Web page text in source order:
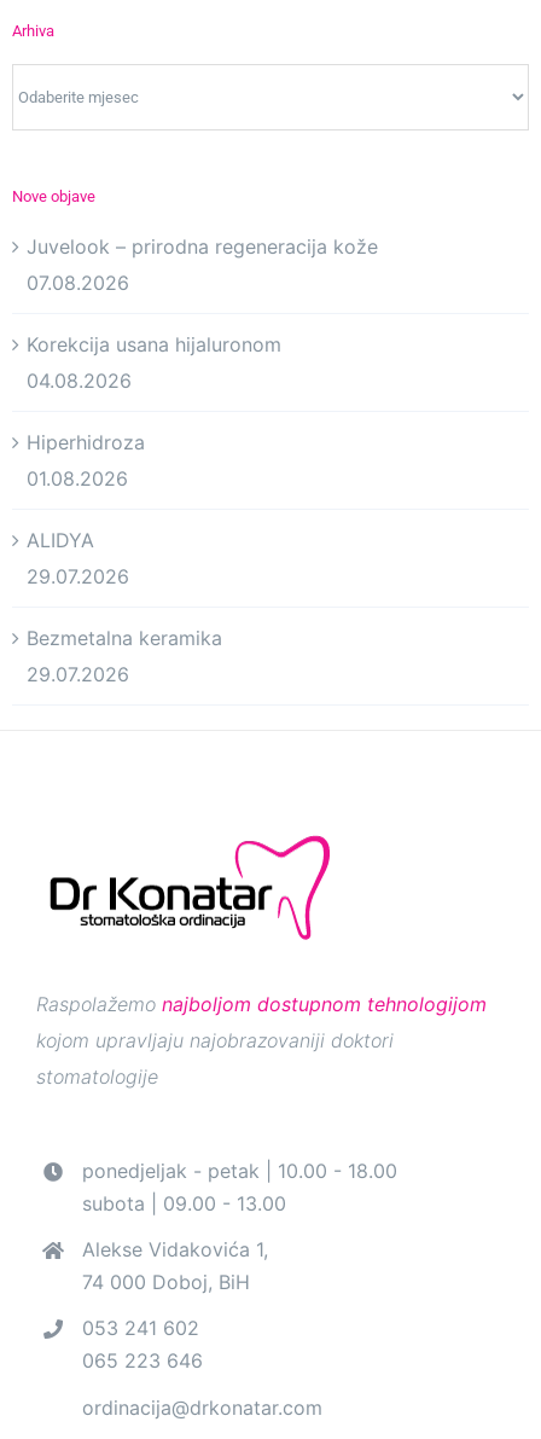
Arhiva
Nove objave
Juvelook – prirodna regeneracija kože
07.08.2026
Korekcija usana hijaluronom
04.08.2026
Hiperhidroza
01.08.2026
ALIDYA
29.07.2026
Bezmetalna keramika
29.07.2026
Raspolažemo najboljom dostupnom tehnologijom
kojom upravljaju najobrazovaniji doktori
stomatologije
ponedjeljak - petak | 10.00 - 18.00
subota | 09.00 - 13.00
Alekse Vidakovića 1,
74 000 Doboj, BiH
053 241 602
065 223 646
ordinacija@drkonatar.com